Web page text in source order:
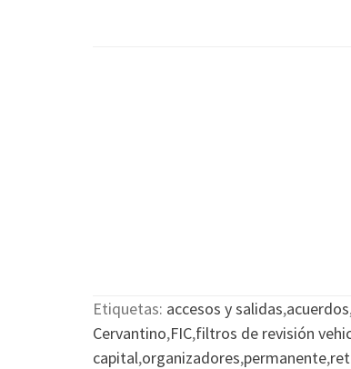
Etiquetas: accesos y salidas,acuerdos
Cervantino,FIC,filtros de revisión
capital,organizadores,permanente,